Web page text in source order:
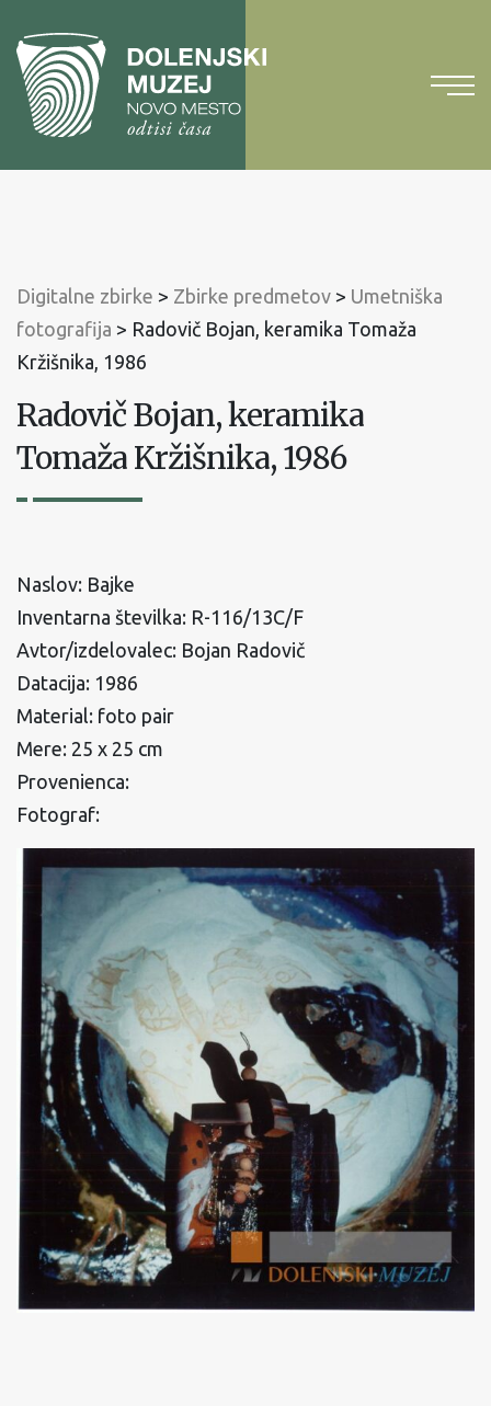
vsebinoNa
glavni
meni
Digitalne zbirke > Zbirke predmetov > Umetniška
fotografija > Radovič Bojan, keramika Tomaža
Kržišnika, 1986
Radovič Bojan, keramika
Tomaža Kržišnika, 1986
Naslov: Bajke
Inventarna številka: R-116/13C/F
Avtor/izdelovalec: Bojan Radovič
Datacija: 1986
Material: foto pair
Mere: 25 x 25 cm
Provenienca:
Fotograf: